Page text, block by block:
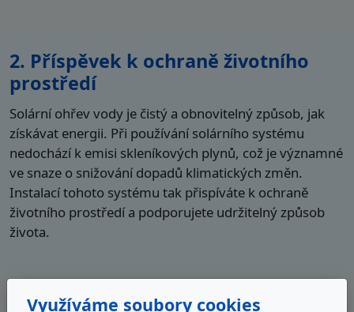
2. Příspěvek k ochraně životního
prostředí
Solární ohřev vody je čistý a obnovitelný způsob, jak
získávat energii. Při používání solárního systému
nedochází k emisi skleníkových plynů, což je významné
ve snaze o snižování dopadů klimatických změn.
Instalací tohoto systému tak přispíváte k ochraně
životního prostředí a podporujete udržitelný způsob
života.
3. Zvýšení hodnoty nemovitosti
Využíváme soubory cookies